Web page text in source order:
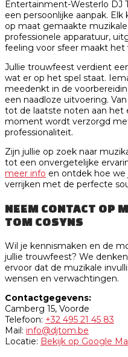
Entertainment-Westerlo DJ
een persoonlijke aanpak.
op maat gemaakte
professionele apparatuur,
feeling voor sfeer maakt het
Jullie trouwfeest verdient
wat er op het spel staat.
meedenkt in de
een naadloze uitvoering.
tot de laatste noten aan het
moment wordt verzorgd
professionaliteit.
Zijn jullie op zoek naar
tot een onvergetelijke
meer info en ontdek hoe we
verrijken met de perfecte
NEEM CONTACT OP
TOM COSYNS
Wil je kennismaken en de
jullie trouwfeest? We
ervoor dat de muzikale
wensen en verwachtingen.
Contactgegevens:
Camberg 15, Voorde
Telefoon: +32 495 21 45 83
Mail: info@djtom.be
Locatie: Bekijk op Google